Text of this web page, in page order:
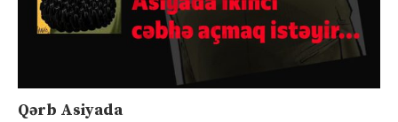
Qərb Asiyada